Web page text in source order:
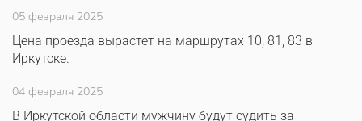
05 февраля 2025
Цена проезда вырастет на маршрутах 10, 81, 83 в
Иркутске.
04 февраля 2025
В Иркутской области мужчину будут судить за